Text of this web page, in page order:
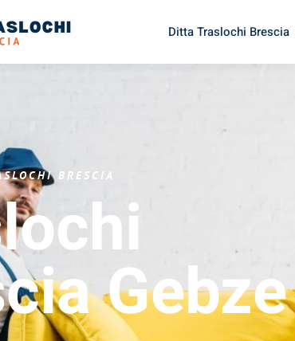
Ditta Traslochi Brescia
BRESCIA
Gebze